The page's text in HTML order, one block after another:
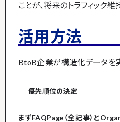
ことが、将来のトラフィック維
活用方法
BtoB企業が構造化データを
優先順位の決定
まずFAQPage（全記事）と